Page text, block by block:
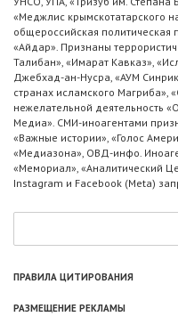
«Меджлис крымскотатарского
общероссийская политическая
«Айдар». Признаны
Талибан», «Имарат Кавказ»,
Джебхад-ан-Нусра, «АУМ
странах исламского Магриба»,
нежелательной деятельность
Медиа». СМИ-иноагентами
«Важные истории», «Голос
«Медиазона», ОВД-инфо.
«Мемориал», «Аналитический
Instagram и Facebook (Metа)
ПРАВИЛА ЦИТИРОВАНИЯ
РАЗМЕЩЕНИЕ РЕКЛАМЫ